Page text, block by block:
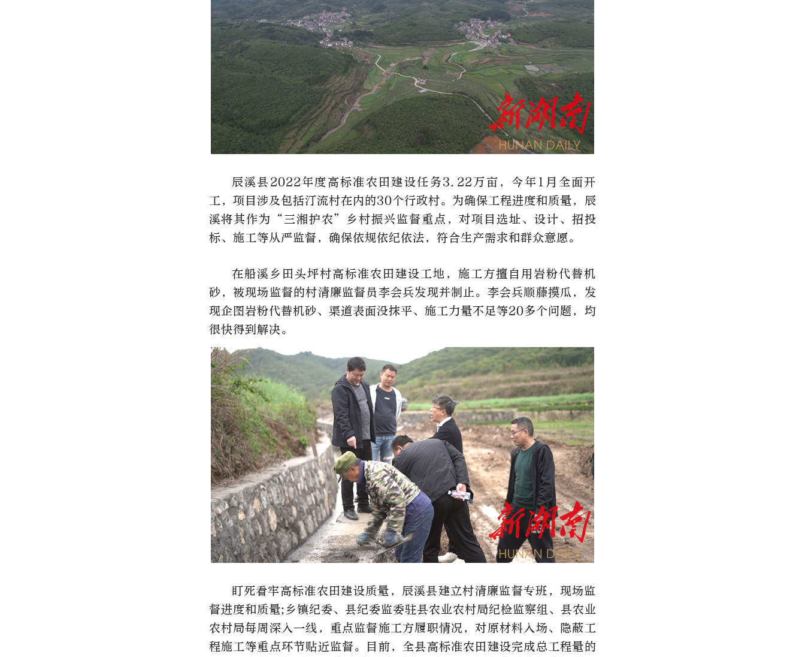
辰溪县2022年度高标准农田建设任务3.22万亩，今年1月全面开
工，项目涉及包括汀流村在内的30个行政村。为确保工程进度和质量，辰
溪将其作为“三湘护农”乡村振兴监督重点，对项目选址、设计、招投
标、施工等从严监督，确保依规依纪依法，符合生产需求和群众意愿。
在船溪乡田头坪村高标准农田建设工地，施工方擅自用岩粉代替机
砂，被现场监督的村清廉监督员李会兵发现并制止。李会兵顺藤摸瓜，发
现企图岩粉代替机砂、渠道表面没抹平、施工力量不足等20多个问题，均
很快得到解决。
盯死看牢高标准农田建设质量，辰溪县建立村清廉监督专班，现场监
督进度和质量;乡镇纪委、县纪委监委驻县农业农村局纪检监察组、县农业
农村局每周深入一线，重点监督施工方履职情况，对原材料入场、隐蔽工
程施工等重点环节贴近监督。目前，全县高标准农田建设完成总工程量的